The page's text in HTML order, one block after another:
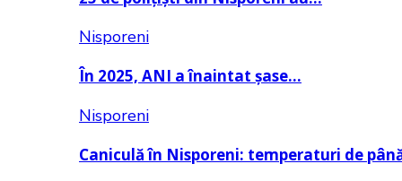
Nisporeni
În 2025, ANI a înaintat șase…
Nisporeni
Caniculă în Nisporeni: temperaturi de